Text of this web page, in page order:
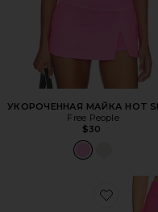
УКОРОЧЕННАЯ МАЙКА HOT
Free People
$30
Favorite